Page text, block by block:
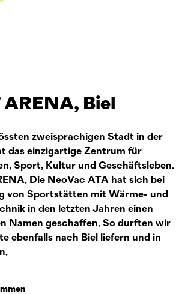
ARENA, Biel
zweisprachigen Stadt in der
das einzigartige Zentrum für
Sport, Kultur und Geschäftsleben.
Die NeoVac ATA hat sich bei
von Sportstätten mit Wärme- und
in den letzten Jahren einen
Namen geschaffen. So durften wir
ebenfalls nach Biel liefern und in